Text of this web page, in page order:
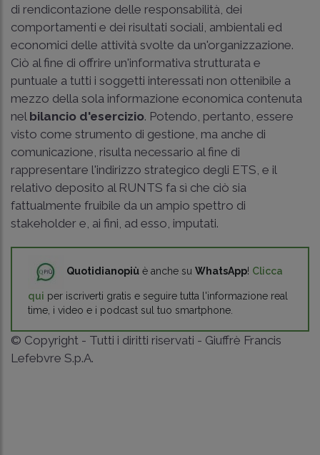
di rendicontazione delle responsabilità, dei
comportamenti e dei risultati sociali, ambientali ed
economici delle attività svolte da un'organizzazione.
Ciò al fine di offrire un'informativa strutturata e
puntuale a tutti i soggetti interessati non ottenibile a
mezzo della sola informazione economica contenuta
nel bilancio d'esercizio. Potendo, pertanto, essere
visto come strumento di gestione, ma anche di
comunicazione, risulta necessario al fine di
rappresentare l'indirizzo strategico degli ETS, e il
relativo deposito al RUNTS fa sì che ciò sia
fattualmente fruibile da un ampio spettro di
stakeholder e, ai fini, ad esso, imputati.
Quotidianopiù è anche su WhatsApp! Clicca
qui per iscriverti gratis e seguire tutta l'informazione real
time, i video e i podcast sul tuo smartphone.
© Copyright - Tutti i diritti riservati - Giuffrè Francis
Lefebvre S.p.A.